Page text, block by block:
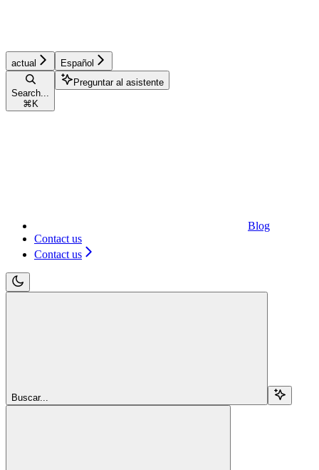
actual Español
Search...
⌘ K
Preguntar al asistente
Blog
Contact us
Contact us
Buscar...